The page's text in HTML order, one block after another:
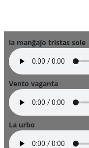
la manĝaĵo tristas sole
Vento vaganta
La urbo